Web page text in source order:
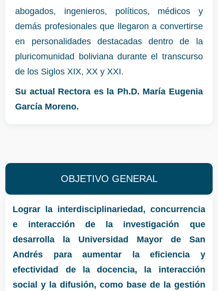
abogados, ingenieros, políticos, médicos y
demás profesionales que llegaron a convertirse
en personalidades destacadas dentro de la
pluricomunidad boliviana durante el transcurso
de los Siglos XIX, XX y XXI.
Su actual Rectora es la Ph.D. María Eugenia
García Moreno.
OBJETIVO GENERAL
Lograr la interdisciplinariedad, concurrencia
e interacción de la investigación que
desarrolla la Universidad Mayor de San
Andrés para aumentar la eficiencia y
efectividad de la docencia, la interacción
social y la difusión, como base de la gestión